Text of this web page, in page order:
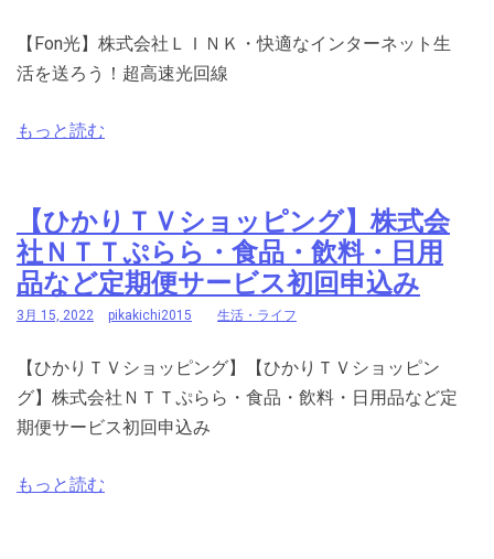
【Fon光】株式会社ＬＩＮＫ・快適なインターネット生
活を送ろう！超高速光回線
もっと読む
【ひかりＴＶショッピング】株式会
社ＮＴＴぷらら・食品・飲料・日用
品など定期便サービス初回申込み
3月 15, 2022 pikakichi2015 生活・ライフ
【ひかりＴＶショッピング】【ひかりＴＶショッピン
グ】株式会社ＮＴＴぷらら・食品・飲料・日用品など定
期便サービス初回申込み
もっと読む